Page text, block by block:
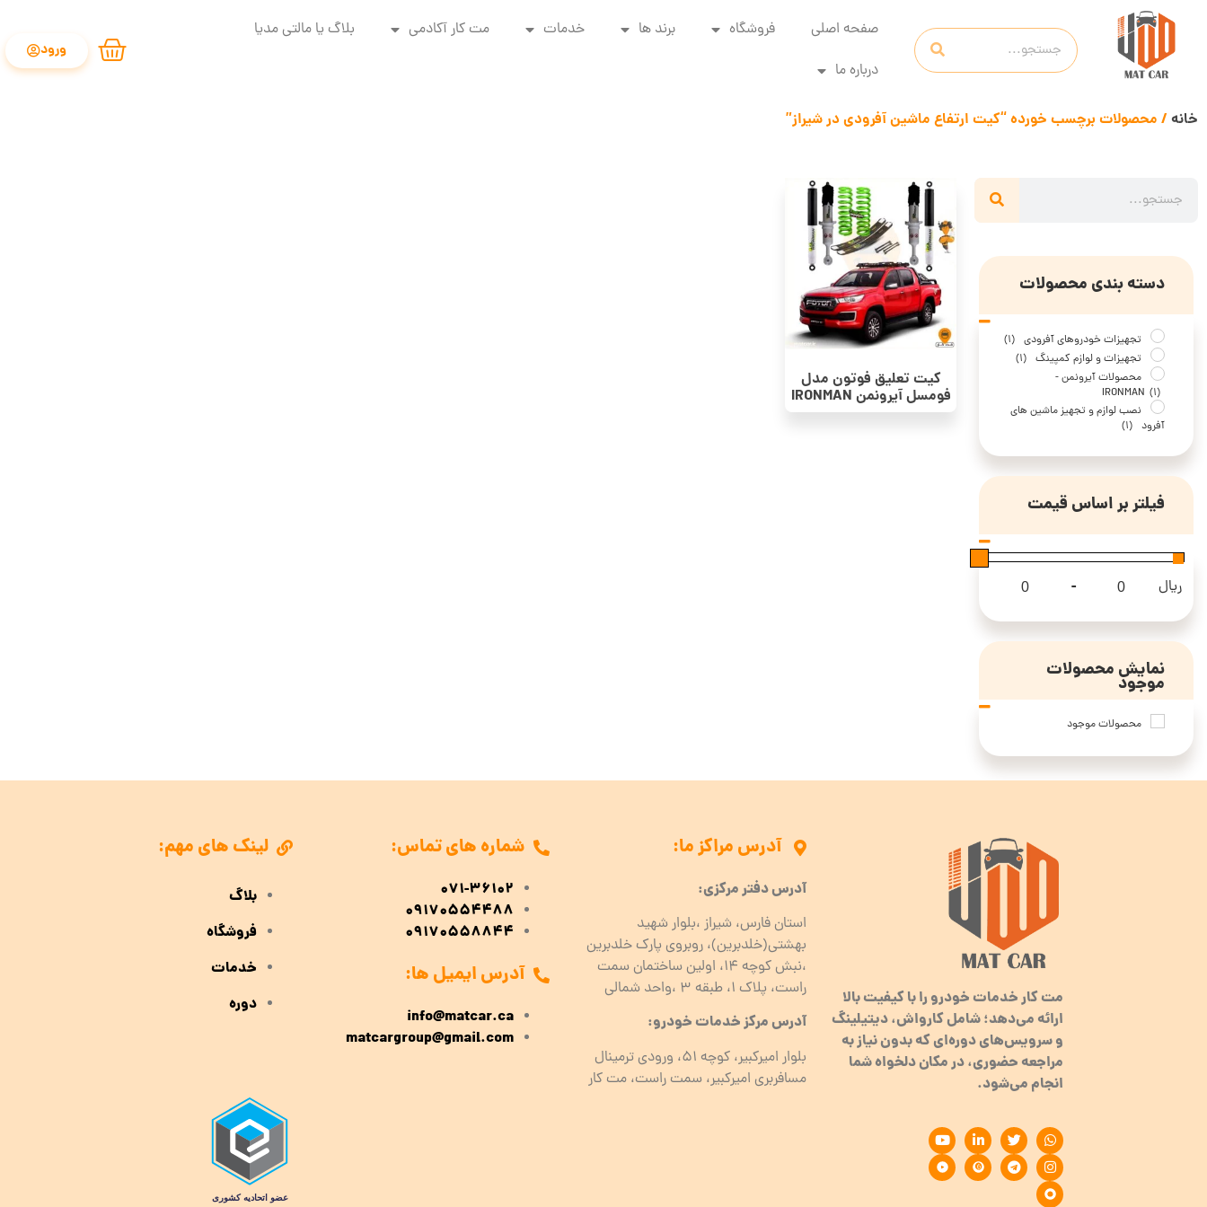
صفحه اصلی فروشگاه برند ها خدمات مت کار آکادمی
بلاگ یا مالتی مدیا
درباره ما
ورود
خانه / محصولات برچسب خورده “کیت ارتفاع ماشین آفرودی در شیراز”
دسته بندی محصولات
تجهیزات خودروهای آفرودی (1)
تجهیزات و لوازم کمپینگ (1)
محصولات آیرونمن -
IRONMAN (1)
نصب لوازم و تجهیز ماشین های
آفرود (1)
فیلتر بر اساس قیمت
ریال Minimum Price
-
Maximum Price
نمایش محصولات
موجود
محصولات موجود
کیت تعلیق فوتون مدل
فومسل آیرونمن IRONMAN
مت کار خدمات خودرو را با کیفیت بالا
ارائه می‌دهد؛ شامل کارواش، دیتیلینگ
و سرویس‌های دوره‌ای که بدون نیاز به
مراجعه حضوری، در مکان دلخواه شما
انجام می‌شود.
آدرس مراکز ما:
آدرس دفتر مرکزی:
استان فارس، شیراز ،بلوار شهید
بهشتی(خلدبرین)، روبروی پارک خلدبرین
،نبش کوچه ۱۴، اولین ساختمان سمت
راست، پلاک 1، طبقه ۳ ،واحد شمالی
آدرس مرکز خدمات خودرو:
بلوار امیرکبیر، کوچه 51، ورودی ترمینال
مسافربری امیرکبیر، سمت راست، مت کار
شماره های تماس:
071-36102
09170554488
09170558844
آدرس ایمیل ها:
info@matcar.ca
matcargroup@gmail.com
لینک های مهم:
بلاگ
فروشگاه
خدمات
دوره